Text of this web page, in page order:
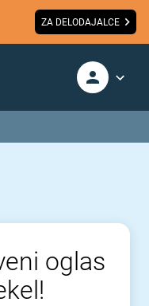
ZA DELODAJALCE
oglas